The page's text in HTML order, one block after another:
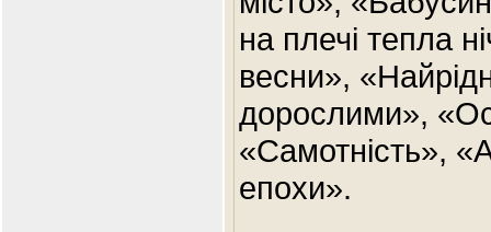
на плечі тепла
весни»,
дорослими»,
«Самотність»,
епохи».